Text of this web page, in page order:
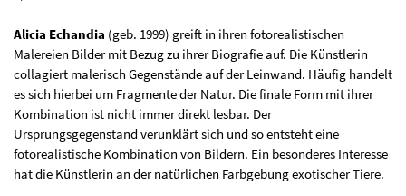
Alicia Echandia (geb. 1999) greift in ihren fotorealistischen
Malereien Bilder mit Bezug zu ihrer Biografie auf. Die Künstlerin
collagiert malerisch Gegenstände auf der Leinwand. Häufig handelt
es sich hierbei um Fragmente der Natur. Die finale Form mit ihrer
Kombination ist nicht immer direkt lesbar. Der
Ursprungsgegenstand verunklärt sich und so entsteht eine
fotorealistische Kombination von Bildern. Ein besonderes Interesse
hat die Künstlerin an der natürlichen Farbgebung exotischer Tiere.